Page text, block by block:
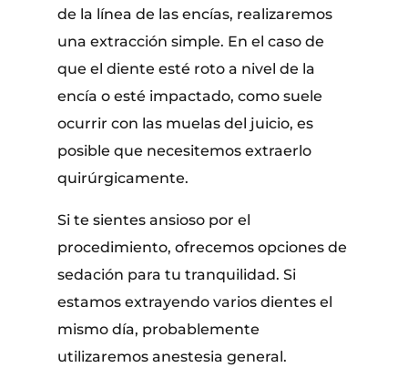
de la línea de las encías, realizaremos
una extracción simple. En el caso de
que el diente esté roto a nivel de la
encía o esté impactado, como suele
ocurrir con las muelas del juicio, es
posible que necesitemos extraerlo
quirúrgicamente.
Si te sientes ansioso por el
procedimiento, ofrecemos opciones de
sedación para tu tranquilidad. Si
estamos extrayendo varios dientes el
mismo día, probablemente
utilizaremos anestesia general.